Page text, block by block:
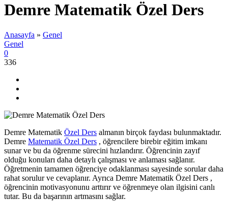
Demre Matematik Özel Ders
Anasayfa » Genel
Genel
0
336
Demre Matematik Özel Ders almanın birçok faydası bulunmaktadır.
Demre Matematik Özel Ders , öğrencilere birebir eğitim imkanı
sunar ve bu da öğrenme sürecini hızlandırır. Öğrencinin zayıf
olduğu konuları daha detaylı çalışması ve anlaması sağlanır.
Öğretmenin tamamen öğrenciye odaklanması sayesinde sorular daha
rahat sorulur ve cevaplanır. Ayrıca Demre Matematik Özel Ders ,
öğrencinin motivasyonunu arttırır ve öğrenmeye olan ilgisini canlı
tutar. Bu da başarının artmasını sağlar.